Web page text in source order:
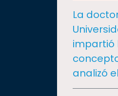
La
impartió
analizó